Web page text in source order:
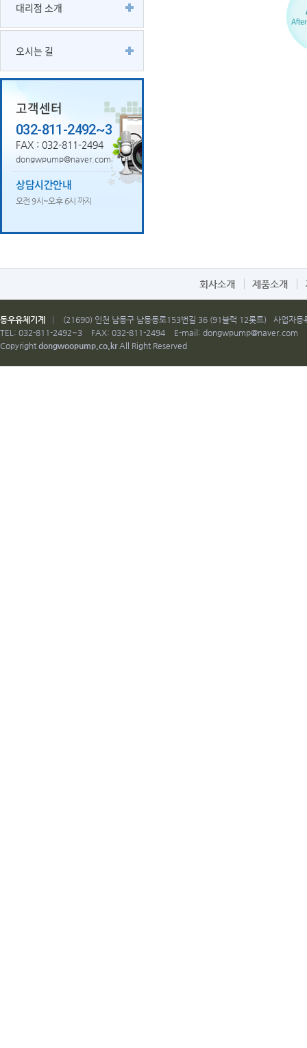
대리점 소개
오시는 길
고객센터
032-811-2492~3
FAX : 032-811-2494
dongwpump@naver.com
상담시간안내
오전 9시~오후 6시 까지
회사소개 제품소개
동우유체기계 (21690) 인천 남동구 남동동로153번길 36 (91블럭 12롯트)
사업자
TEL: 032-811-2492~3
FAX: 032-811-2494 E-mail: dongwpump@naver.com
Copyright dongwoopump.co.krAll Right Reserved